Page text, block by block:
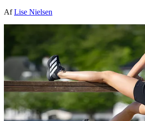
AfLise Nielsen